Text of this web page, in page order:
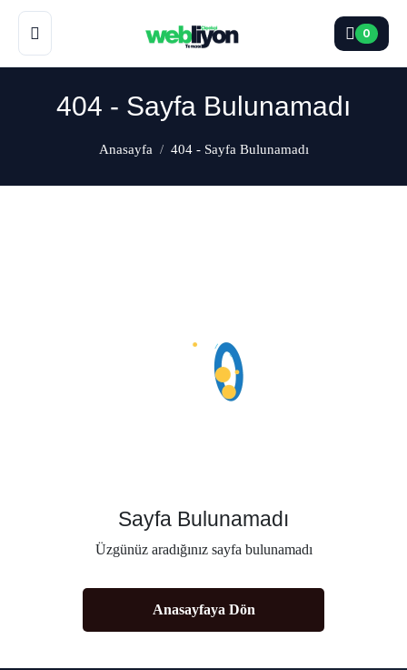
0
404 - Sayfa Bulunamadı
Anasayfa 404 - Sayfa Bulunamadı
Sayfa Bulunamadı
Üzgünüz aradığınız sayfa bulunamadı
Anasayfaya Dön